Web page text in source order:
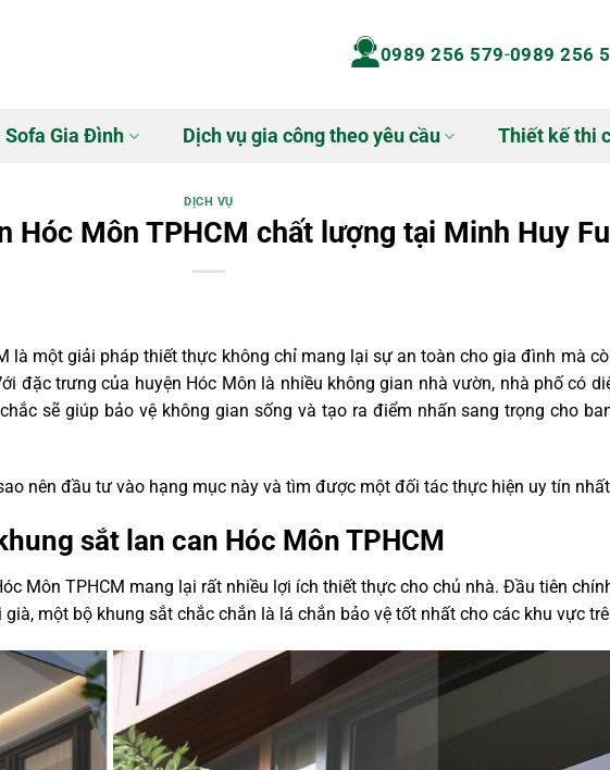
0989 256 579-0989 256
Sofa Gia Đình Dịch vụ gia công theo yêu cầu Thiết kế thi
DỊCH VỤ
Hóc Môn TPHCM chất lượng tại Minh Huy
là một giải pháp thiết thực không chỉ mang lại sự an toàn cho gia đình mà
đặc trưng của huyện Hóc Môn là nhiều không gian nhà vườn, nhà phố có
sẽ giúp bảo vệ không gian sống và tạo ra điểm nhấn sang trọng cho
nên đầu tư vào hạng mục này và tìm được một đối tác thực hiện uy tín
sắt lan can Hóc Môn TPHCM
Môn TPHCM mang lại rất nhiều lợi ích thiết thực cho chủ nhà. Đầu tiên
một bộ khung sắt chắc chắn là lá chắn bảo vệ tốt nhất cho các khu vực